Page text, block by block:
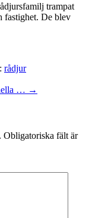
trampat
fastighet. De blev
rådjur
… →
Obligatoriska fält är